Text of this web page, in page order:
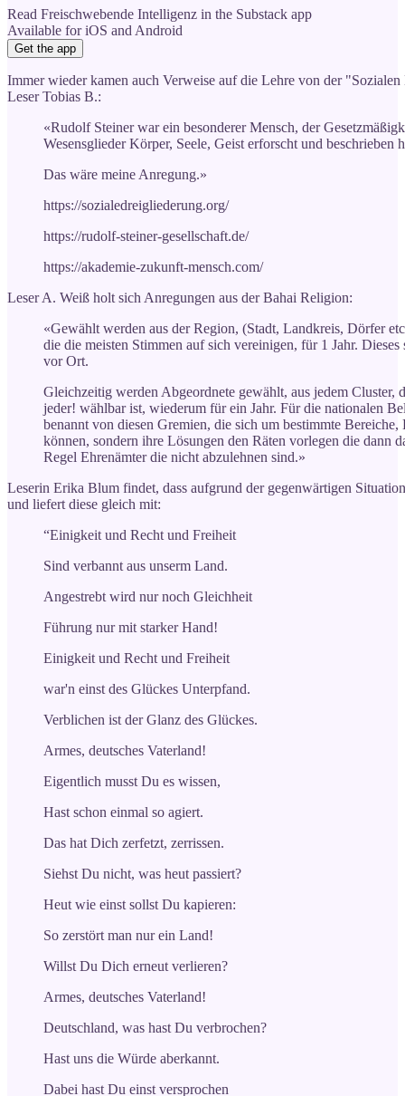
Read Freischwebende Intelligenz in the Substack app
Available for iOS and Android
Get the app
Immer wieder kamen auch Verweise auf die Lehre von der
Leser Tobias B.:
«Rudolf Steiner war ein besonderer Mensch, der
Wesensglieder Körper, Seele, Geist erforscht und beschrieben
Das wäre meine Anregung.»
https://sozialedreigliederung.org/
https://rudolf-steiner-gesellschaft.de/
https://akademie-zukunft-mensch.com/
Leser A. Weiß holt sich Anregungen aus der Bahai Religion:
«Gewählt werden aus der Region, (Stadt, Landkreis, Dörfer
die die meisten Stimmen auf sich vereinigen, für 1 Jahr.
vor Ort.
Gleichzeitig werden Abgeordnete gewählt, aus jedem Cluster,
jeder! wählbar ist, wiederum für ein Jahr. Für die nationalen
benannt von diesen Gremien, die sich um bestimmte
können, sondern ihre Lösungen den Räten vorlegen die dann
Regel Ehrenämter die nicht abzulehnen sind.»
Leserin Erika Blum findet, dass aufgrund der gegenwärtigen
und liefert diese gleich mit:
“Einigkeit und Recht und Freiheit
Sind verbannt aus unserm Land.
Angestrebt wird nur noch Gleichheit
Führung nur mit starker Hand!
Einigkeit und Recht und Freiheit
war'n einst des Glückes Unterpfand.
Verblichen ist der Glanz des Glückes.
Armes, deutsches Vaterland!
Eigentlich musst Du es wissen,
Hast schon einmal so agiert.
Das hat Dich zerfetzt, zerrissen.
Siehst Du nicht, was heut passiert?
Heut wie einst sollst Du kapieren:
So zerstört man nur ein Land!
Willst Du Dich erneut verlieren?
Armes, deutsches Vaterland!
Deutschland, was hast Du verbrochen?
Hast uns die Würde aberkannt.
Dabei hast Du einst versprochen